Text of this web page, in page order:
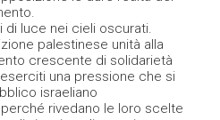
di luce nei cieli oscurati.
palestinese unità alla
crescente di solidarietà
una pressione che si
israeliano
rivedano le loro scelte